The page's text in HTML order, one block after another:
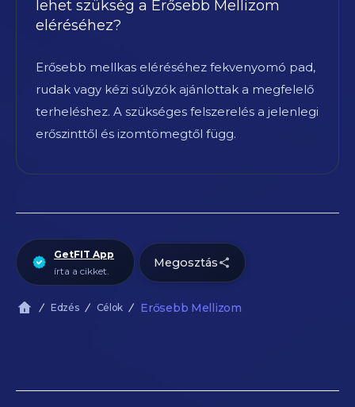
lehet szükség a Erősebb Mellizom
eléréséhez?
Erősebb mellkas eléréséhez fekvenyomó pad,
rudak vagy kézi súlyzók ajánlottak a megfelelő
terheléshez. A szükséges felszerelés a jelenlegi
erőszinttől és izomtömegtől függ.
GetFIT App
írta a cikket.
Megosztás
Edzés Célok Erősebb Mellizom